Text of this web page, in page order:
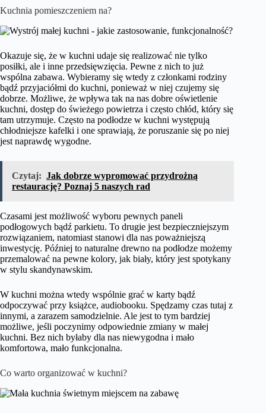
Kuchnia pomieszczeniem na?
Okazuje się, że w kuchni udaje się realizować nie tylko
posiłki, ale i inne przedsięwzięcia. Pewne z nich to już
wspólna zabawa. Wybieramy się wtedy z członkami rodziny
bądź przyjaciółmi do kuchni, ponieważ w niej czujemy się
dobrze. Możliwe, że wpływa tak na nas dobre oświetlenie
kuchni, dostęp do świeżego powietrza i często chłód, który się
tam utrzymuje. Często na podłodze w kuchni występują
chłodniejsze kafelki i one sprawiają, że poruszanie się po niej
jest naprawdę wygodne.
Czytaj: Jak dobrze wypromować przydrożną
restaurację? Poznaj 5 naszych rad
Czasami jest możliwość wyboru pewnych paneli
podłogowych bądź parkietu. To drugie jest bezpieczniejszym
rozwiązaniem, natomiast stanowi dla nas poważniejszą
inwestycję. Później to naturalne drewno na podłodze możemy
przemalować na pewne kolory, jak biały, który jest spotykany
w stylu skandynawskim.
W kuchni można wtedy wspólnie grać w karty bądź
odpoczywać przy książce, audiobooku. Spędzamy czas tutaj z
innymi, a zarazem samodzielnie. Ale jest to tym bardziej
możliwe, jeśli poczynimy odpowiednie zmiany w małej
kuchni. Bez nich byłaby dla nas niewygodna i mało
komfortowa, mało funkcjonalna.
Co warto organizować w kuchni?